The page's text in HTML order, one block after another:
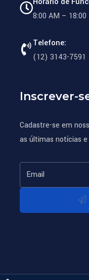
8:00 AM – 18:00
Telefone:
(12) 3143-7591
Inscrever-
Cadastre-se em
as últimas notícias